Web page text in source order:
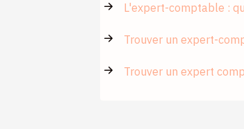
L'expert-comptable :
Trouver un expert-
Trouver un expert